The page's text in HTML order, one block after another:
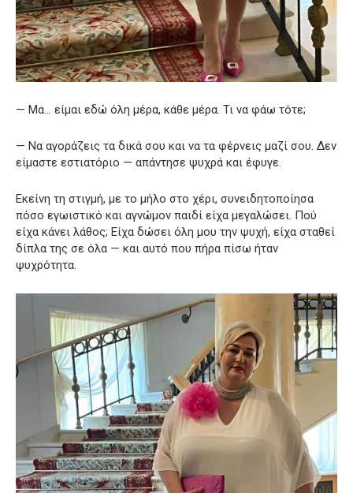
— Μα… είμαι εδώ όλη μέρα, κάθε μέρα. Τι να φάω τότε;
— Να αγοράζεις τα δικά σου και να τα φέρνεις μαζί σου. Δεν
είμαστε εστιατόριο — απάντησε ψυχρά και έφυγε.
Εκείνη τη στιγμή, με το μήλο στο χέρι, συνειδητοποίησα
πόσο εγωιστικό και αγνώμον παιδί είχα μεγαλώσει. Πού
είχα κάνει λάθος; Είχα δώσει όλη μου την ψυχή, είχα σταθεί
δίπλα της σε όλα — και αυτό που πήρα πίσω ήταν
ψυχρότητα.